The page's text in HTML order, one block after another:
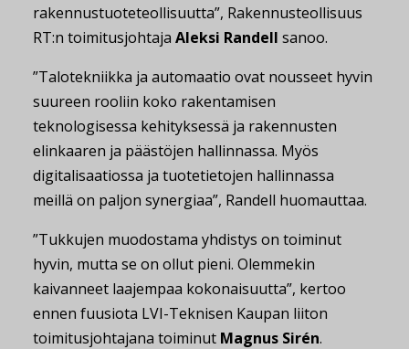
rakennustuoteteollisuutta”, Rakennusteollisuus
RT:n toimitusjohtaja Aleksi Randell sanoo.
”Talotekniikka ja automaatio ovat nousseet hyvin
suureen rooliin koko rakentamisen
teknologisessa kehityksessä ja rakennusten
elinkaaren ja päästöjen hallinnassa. Myös
digitalisaatiossa ja tuotetietojen hallinnassa
meillä on paljon synergiaa”, Randell huomauttaa.
”Tukkujen muodostama yhdistys on toiminut
hyvin, mutta se on ollut pieni. Olemmekin
kaivanneet laajempaa kokonaisuutta”, kertoo
ennen fuusiota LVI-Teknisen Kaupan liiton
toimitusjohtajana toiminut Magnus Sirén.